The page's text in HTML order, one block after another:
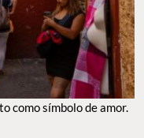
como símbolo de amor.